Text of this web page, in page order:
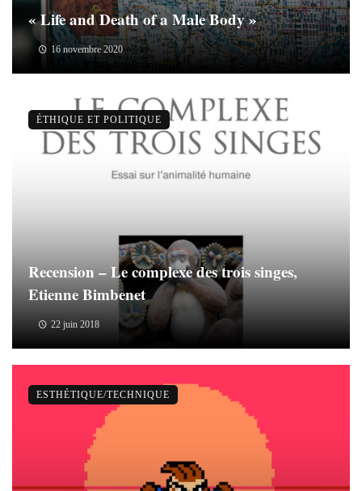
« Life and Death of a Male Body »
16 novembre 2020
Recension – Le complexe des trois singes,
Etienne Bimbenet
22 juin 2018
ÉTHIQUE ET POLITIQUE
ESTHÉTIQUE/TECHNIQUE